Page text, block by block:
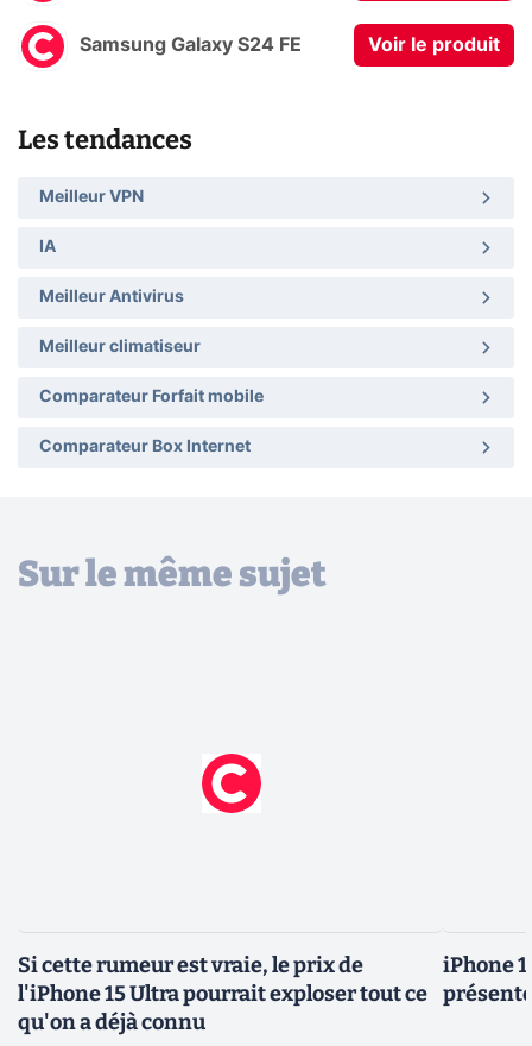
Samsung Galaxy S24 FE Voir le produit
Les tendances
Meilleur VPN
IA
Meilleur Antivirus
Meilleur climatiseur
Comparateur Forfait mobile
Comparateur Box Internet
Sur le même sujet
Si cette rumeur est vraie, le prix de
l'iPhone 15 Ultra pourrait exploser tout ce
qu'on a déjà connu
iPhone